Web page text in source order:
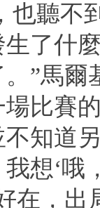
也聽不
了什
”馬
比賽
知道
想‘哦
在，